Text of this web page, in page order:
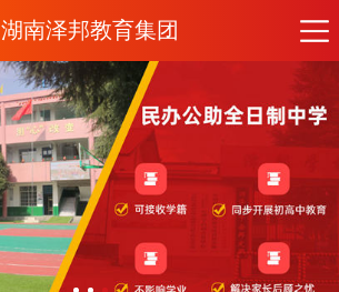
湖南泽邦教育集团